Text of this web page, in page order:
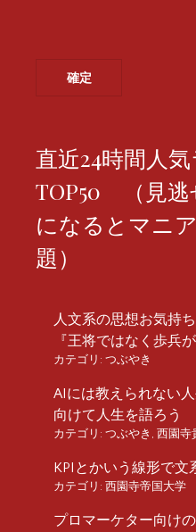
直近24時間人
TOP50 （見逃
になるとマニ
題）
人文系の思想お気持
『王将ではなく歩兵
カテゴリ: つぶやき
AIには教えられない
向けて人生を語ろう
カテゴリ: つぶやき 西園寺
KPIとかいう線形で文
カテゴリ: 西園寺帝国大学
プロマーケター向け